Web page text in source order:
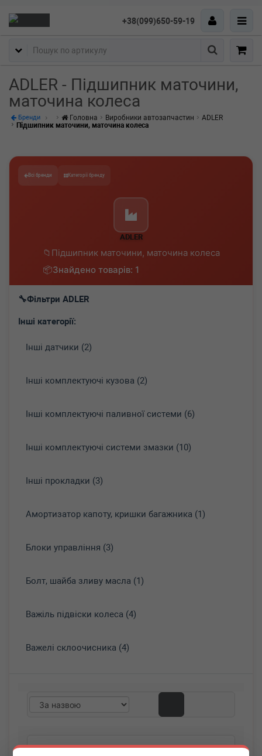
+38(099)650-59-19
Пошук
ADLER - Підшипник маточини,
маточина колеса
Бренди Головна Виробники автозапчастин
ADLER
Підшипник маточини, маточина колеса
Всі бренди Категорії бренду
ADLER
Підшипник маточини, маточина колеса
Знайдено товарів: 1
Фільтри ADLER
Інші категорії:
Інші датчики (2)
Інші комплектуючі кузова (2)
Інші комплектуючі паливної системи (6)
Інші комплектуючі системи змазки (10)
Інші прокладки (3)
Амортизатор капоту, кришки багажника (1)
Блоки управління (3)
Болт, шайба зливу масла (1)
Важіль підвіски колеса (4)
Важелі склоочисника (4)